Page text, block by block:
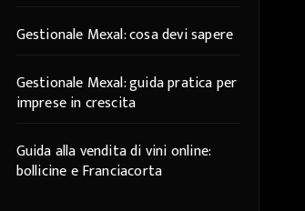
Gestionale Mexal: cosa devi sapere
Gestionale Mexal: guida pratica per
imprese in crescita
Guida alla vendita di vini online:
bollicine e Franciacorta